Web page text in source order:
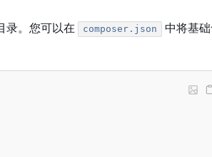
录。您可以在 composer.json 中将基础